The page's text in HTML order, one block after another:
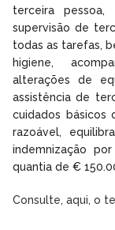
terceira
supervisão de
todas as tarefas,
higiene,
alterações de
assistência de
cuidados básicos
razoável,
indemnização
quantia de €
Consulte, aqui, o